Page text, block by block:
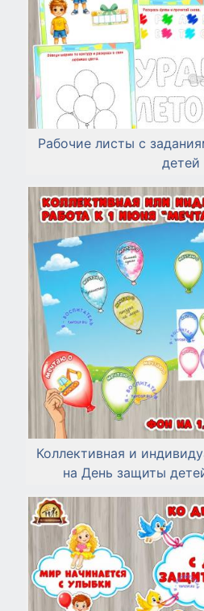
Рабочие листы с
детей
Коллективная и
на День защиты